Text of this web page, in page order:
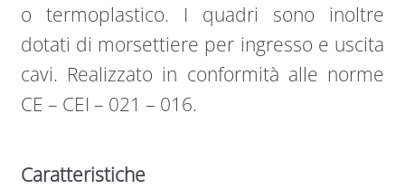
o termoplastico. I quadri sono inoltre
dotati di morsettiere per ingresso e uscita
cavi. Realizzato in conformità alle norme
CE – CEI – 021 – 016.
Caratteristiche